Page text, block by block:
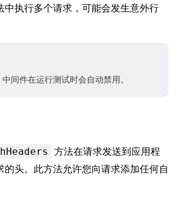
中执行多个请求，可能会发生意外行
间件在运行测试时会自动禁用。
方法在请求发送到应用程
的头。此方法允许您向请求添加任何自